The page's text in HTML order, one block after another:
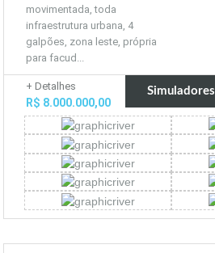
movimentada, toda
infraestrutura urbana, 4
galpões, zona leste, própria
para facud...
+ Detalhes
R$ 8.000.000,00
Simuladores